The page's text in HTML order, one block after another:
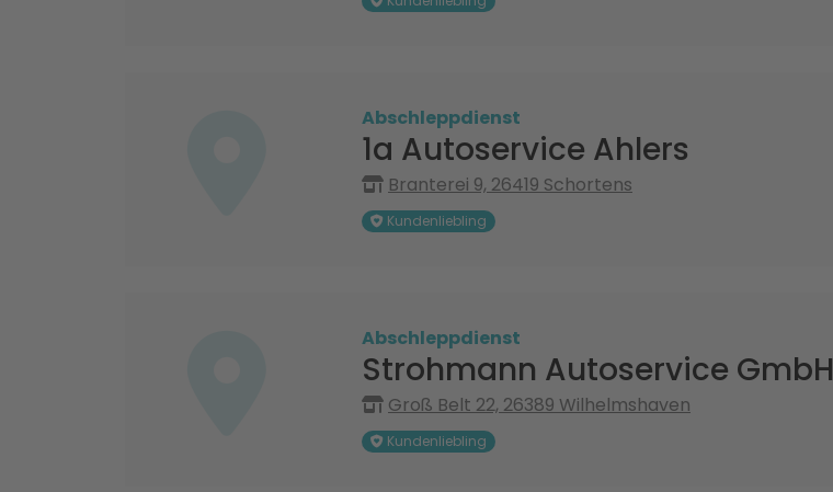
Abschleppdienst
1a Autoservice Ahlers
Branterei 9, 26419 Schortens
Kundenliebling
Abschleppdienst
Strohmann Autoservice GmbH
Groß Belt 22, 26389 Wilhelmshaven
Kundenliebling